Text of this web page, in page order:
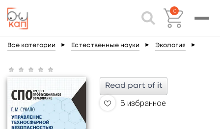
0
Все категории ► Естественные науки ► Экология ►
Read part of it
В избранное